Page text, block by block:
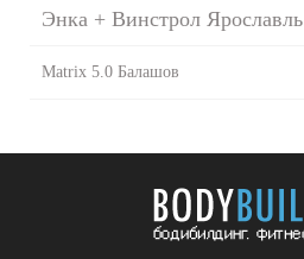
Энка + Винстрол Ярославль
Matrix 5.0 Балашов